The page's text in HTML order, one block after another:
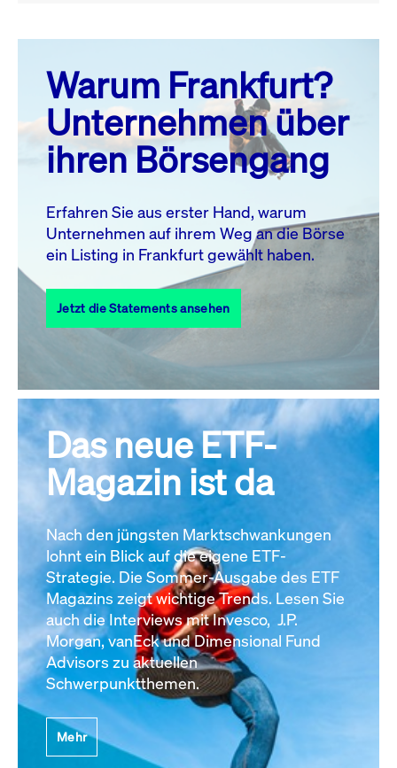
August 26
MO. DI. MI. DO. FR. SA. SO.
1
2
3
4 5 6 7 8
10 11 13 14
17
18 19 20 21 22
23
27 28
31
Alle Events
Warum Frankfurt?
Unternehmen über
ihren Börsengang
Erfahren Sie aus erster Hand, warum
Unternehmen auf ihrem Weg an die Börse
ein Listing in Frankfurt gewählt haben.
Jetzt die Statements ansehen
Das neue ETF-
Magazin ist da
Nach den jüngsten Marktschwankungen
lohnt ein Blick auf die eigene ETF-
Strategie. Die Sommer-Ausgabe des ETF
Magazins zeigt wichtige Trends. Lesen Sie
auch die Interviews mit Invesco, J.P.
Morgan, vanEck und Dimensional Fund
Advisors zu aktuellen
Schwerpunktthemen.
Mehr